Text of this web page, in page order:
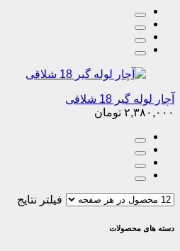
آچار لوله گیر 18 شلاقی
۲,۳۸۰,۰۰۰ تومان
فیلتر نتایج
دسته های محصولات